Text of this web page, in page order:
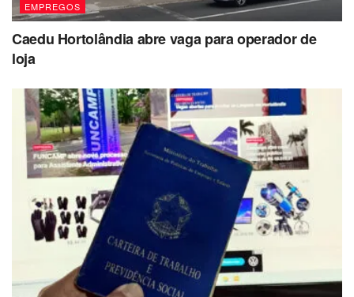
EMPREGOS
Caedu Hortolândia abre vaga para operador de
loja